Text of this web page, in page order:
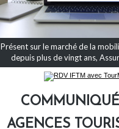
Présent sur le marché de la
depuis plus de vingt ans,
AGENCES